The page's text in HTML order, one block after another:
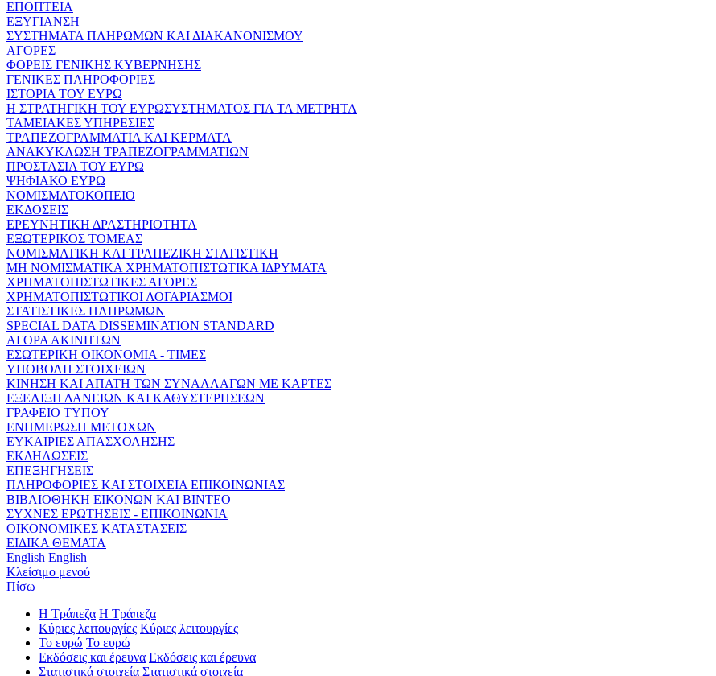
ΕΠΟΠΤΕΙΑ
ΕΞΥΓΙΑΝΣΗ
ΣΥΣΤΗΜΑΤΑ ΠΛΗΡΩΜΩΝ ΚΑΙ ΔΙΑΚΑΝΟΝΙΣΜΟΥ
ΑΓΟΡΕΣ
ΦΟΡΕΙΣ ΓΕΝΙΚΗΣ ΚΥΒΕΡΝΗΣΗΣ
ΓΕΝΙΚΕΣ ΠΛΗΡΟΦΟΡΙΕΣ
ΙΣΤΟΡΙΑ ΤΟΥ ΕΥΡΩ
Η ΣΤΡΑΤΗΓΙΚΗ ΤΟΥ ΕΥΡΩΣΥΣΤΗΜΑΤΟΣ ΓΙΑ ΤΑ ΜΕΤΡΗΤΑ
ΤΑΜΕΙΑΚΕΣ ΥΠΗΡΕΣΙΕΣ
ΤΡΑΠΕΖΟΓΡΑΜΜΑΤΙΑ ΚΑΙ ΚΕΡΜΑΤΑ
ΑΝΑΚΥΚΛΩΣΗ ΤΡΑΠΕΖΟΓΡΑΜΜΑΤΙΩΝ
ΠΡΟΣΤΑΣΙΑ ΤΟΥ ΕΥΡΩ
ΨΗΦΙΑΚΟ ΕΥΡΩ
ΝΟΜΙΣΜΑΤΟΚΟΠΕΙΟ
ΕΚΔΟΣΕΙΣ
ΕΡΕΥΝΗΤΙΚΗ ΔΡΑΣΤΗΡΙΟΤΗΤΑ
ΕΞΩΤΕΡΙΚΟΣ ΤΟΜΕΑΣ
ΝΟΜΙΣΜΑΤΙΚΗ ΚΑΙ ΤΡΑΠΕΖΙΚΗ ΣΤΑΤΙΣΤΙΚΗ
ΜΗ ΝΟΜΙΣΜΑΤΙΚΑ ΧΡΗΜΑΤΟΠΙΣΤΩΤΙΚΑ ΙΔΡΥΜΑΤΑ
ΧΡΗΜΑΤΟΠΙΣΤΩΤΙΚΕΣ ΑΓΟΡΕΣ
ΧΡΗΜΑΤΟΠΙΣΤΩΤΙΚΟΙ ΛΟΓΑΡΙΑΣΜΟΙ
ΣΤΑΤΙΣΤΙΚΕΣ ΠΛΗΡΩΜΩΝ
SPECIAL DATA DISSEMINATION STANDARD
ΑΓΟΡΑ ΑΚΙΝΗΤΩΝ
ΕΣΩΤΕΡΙΚΗ ΟΙΚΟΝΟΜΙΑ - ΤΙΜΕΣ
ΥΠΟΒΟΛΗ ΣΤΟΙΧΕΙΩΝ
ΚΙΝΗΣΗ ΚΑΙ ΑΠΑΤΗ ΤΩΝ ΣΥΝΑΛΛΑΓΩΝ ΜΕ ΚΑΡΤΕΣ
ΕΞΕΛΙΞΗ ΔΑΝΕΙΩΝ ΚΑΙ ΚΑΘΥΣΤΕΡΗΣΕΩΝ
ΓΡΑΦΕΙΟ ΤΥΠΟΥ
ΕΝΗΜΕΡΩΣΗ ΜΕΤΟΧΩΝ
ΕΥΚΑΙΡΙΕΣ ΑΠΑΣΧΟΛΗΣΗΣ
ΕΚΔΗΛΩΣΕΙΣ
ΕΠΕΞΗΓΗΣΕΙΣ
ΠΛΗΡΟΦΟΡΙΕΣ ΚΑΙ ΣΤΟΙΧΕΙΑ ΕΠΙΚΟΙΝΩΝΙΑΣ
ΒΙΒΛΙΟΘΗΚΗ ΕΙΚΟΝΩΝ ΚΑΙ ΒΙΝΤΕΟ
ΣΥΧΝΕΣ ΕΡΩΤΗΣΕΙΣ - ΕΠΙΚΟΙΝΩΝΙΑ
ΟΙΚΟΝΟΜΙΚΕΣ ΚΑΤΑΣΤΑΣΕΙΣ
ΕΙΔΙΚΑ ΘΕΜΑΤΑ
English English
Κλείσιμο μενού
Πίσω
Η Τράπεζα Η Τράπεζα
Κύριες λειτουργίες Κύριες λειτουργίες
Το ευρώ Το ευρώ
Εκδόσεις και έρευνα Εκδόσεις και έρευνα
Στατιστικά στοιχεία Στατιστικά στοιχεία